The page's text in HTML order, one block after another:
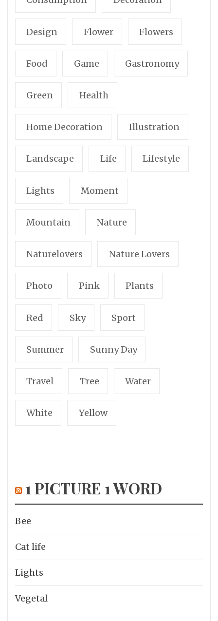
Design Flower Flowers
Food Game Gastronomy
Green Health
Home Decoration Illustration
Landscape Life Lifestyle
Lights Moment
Mountain Nature
Naturelovers Nature Lovers
Photo Pink Plants
Red Sky Sport
Summer Sunny Day
Travel Tree Water
White Yellow
1 PICTURE 1 WORD
Bee
Cat life
Lights
Vegetal